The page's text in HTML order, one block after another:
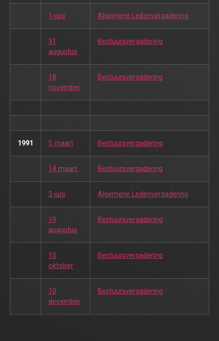
1 juni Algemene Ledenvergadering
31
augustus
Bestuursvergadering
18
november
Bestuursvergadering
1991 5 maart Bestuursvergadering
14 maart Bestuursvergadering
3 juni Algemene Ledenvergadering
19
augustus
Bestuursvergadering
15
oktober
Bestuursvergadering
10
december
Bestuursvergadering